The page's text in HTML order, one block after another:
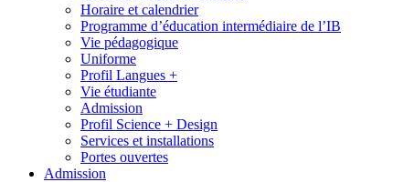
Horaire et calendrier
Programme d’éducation intermédiaire de l’IB
Vie pédagogique
Uniforme
Profil Langues +
Vie étudiante
Admission
Profil Science + Design
Services et installations
Portes ouvertes
Admission